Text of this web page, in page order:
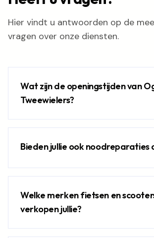
Hier vindt u antwoorden op de
vragen over onze diensten.
Wat zijn de openingstijden van
Tweewielers?
Bieden jullie ook noodreparaties
Welke merken fietsen en
verkopen jullie?